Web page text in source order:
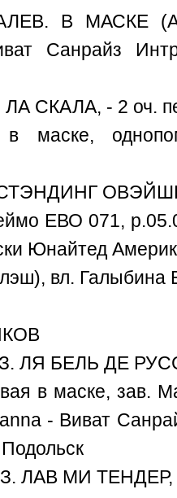
В МАСКЕ
Санрайз
СКАЛА, - 2 оч.
маске,
ЕВО 071,
Юнайтед
вл. Галыбина
ЛЯ БЕЛЬ ДЕ
в маске, зав.
- Виват
ЛАВ МИ ТЕНДЕР,